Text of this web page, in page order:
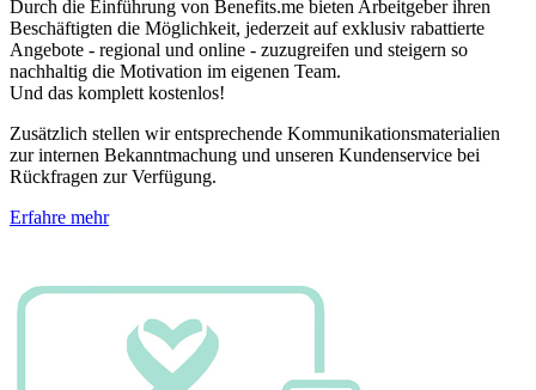
Durch die Einführung von Benefits.me bieten Arbeitgeber ihren
Beschäftigten die Möglichkeit, jederzeit auf exklusiv rabattierte
Angebote - regional und online - zuzugreifen und steigern so
nachhaltig die Motivation im eigenen Team.
Und das komplett kostenlos!
Zusätzlich stellen wir entsprechende Kommunikationsmaterialien
zur internen Bekanntmachung und unseren Kundenservice bei
Rückfragen zur Verfügung.
Erfahre mehr